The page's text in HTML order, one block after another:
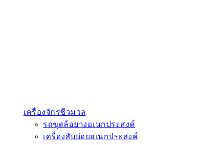
เครื่องจักรชีวมวล
รถขุดล้อยางอเนกประสงค์
เครื่องสับย่อยอเนกประสงค์